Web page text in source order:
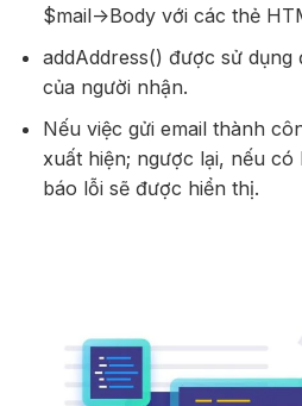
$mail->Body với các thẻ
addAddress() được sử dụng
của người nhận.
Nếu việc gửi email thành
xuất hiện; ngược lại, nếu
báo lỗi sẽ được hiển thị.